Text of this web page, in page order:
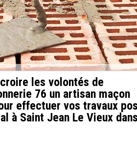
les volontés de
76 un artisan maçon
effectuer vos travaux
à Saint Jean Le Vieux